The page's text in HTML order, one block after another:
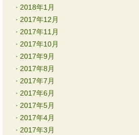
2018年1月
2017年12月
2017年11月
2017年10月
2017年9月
2017年8月
2017年7月
2017年6月
2017年5月
2017年4月
2017年3月